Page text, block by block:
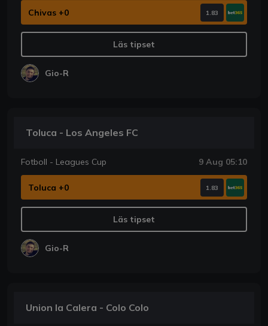
Chivas +0 1.83
Läs tipset
Gio-R
Toluca - Los Angeles FC
Fotboll - Leagues Cup 9 Aug 05:10
Toluca +0 1.83
Läs tipset
Gio-R
Union la Calera - Colo Colo